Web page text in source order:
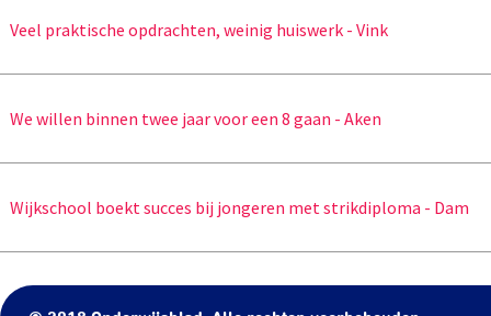
Veel praktische opdrachten, weinig huiswerk - Vink
We willen binnen twee jaar voor een 8 gaan - Aken
Wijkschool boekt succes bij jongeren met strikdiploma - Dam